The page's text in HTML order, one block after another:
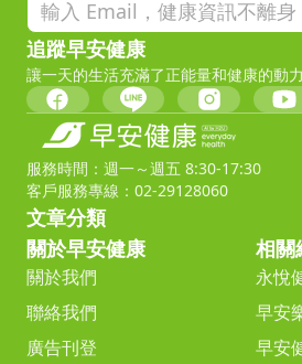
追蹤早安健康
讓一天的生活充滿了正能量和健康的動力
服務時間：週一～週五 8:30-17:30
客戶服務專線：02-29128060
文章分類
關於早安健康
關於我們
聯絡我們
廣告刊登
相關
永悅
早安
早安